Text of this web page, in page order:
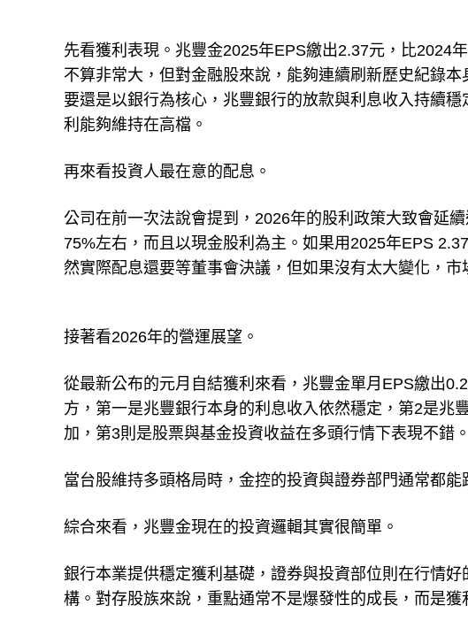
先看獲利表現。兆豐金2025年EPS繳出2.37元，比2024
不算非常大，但對金融股來說，能夠連續刷新歷史紀錄
要還是以銀行為核心，兆豐銀行的放款與利息收入持續
利能夠維持在高檔。
再來看投資人最在意的配息。
公司在前一次法說會提到，2026年的股利政策大致會延
75%左右，而且以現金股利為主。如果用2025年EPS
然實際配息還要等董事會決議，但如果沒有太大變化，
接著看2026年的營運展望。
從最新公布的元月自結獲利來看，兆豐金單月EPS繳出
方，第一是兆豐銀行本身的利息收入依然穩定，第2是兆
加，第3則是股票與基金投資收益在多頭行情下表現不錯。
當台股維持多頭格局時，金控的投資與證券部門通常都能
綜合來看，兆豐金現在的投資邏輯其實很簡單。
銀行本業提供穩定獲利基礎，證券與投資部位則在行情
構。對存股族來說，重點通常不是爆發性的成長，而是獲